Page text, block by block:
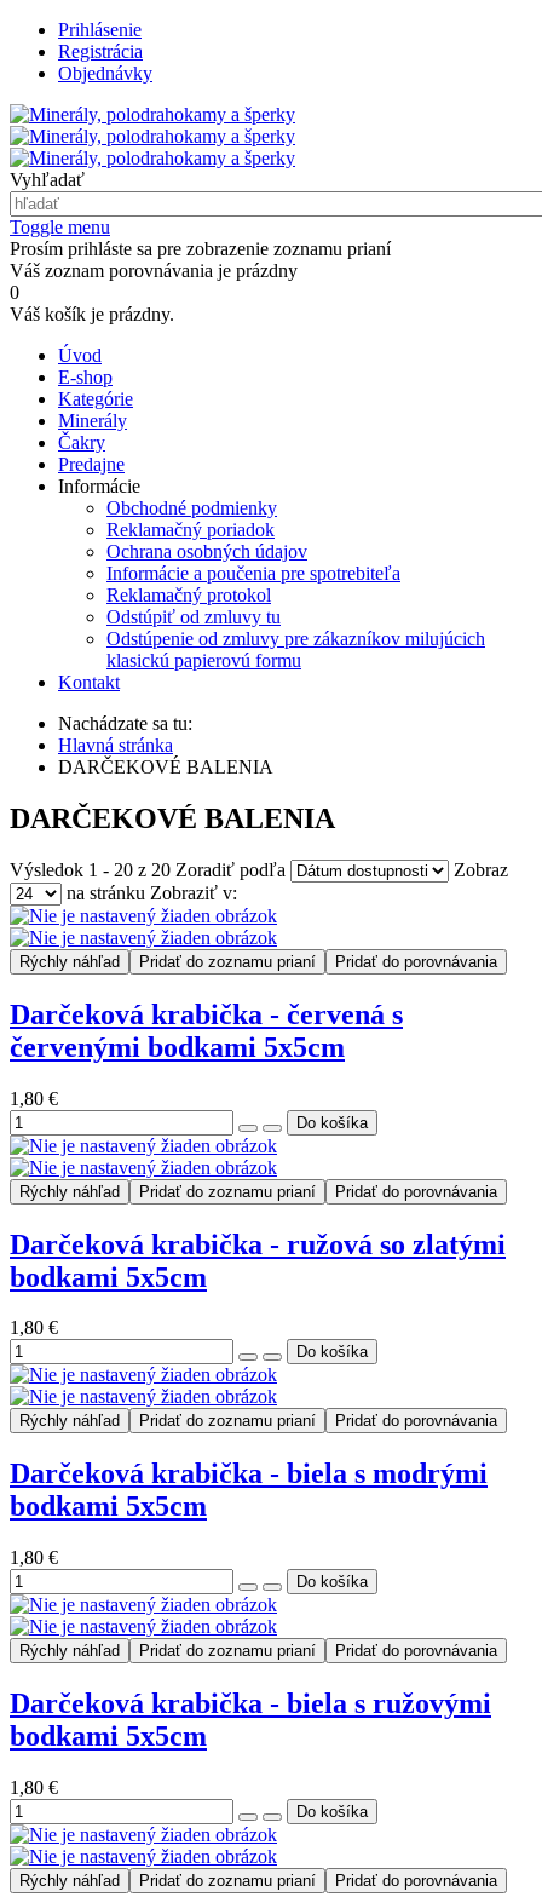
Prihlásenie
Registrácia
Objednávky
Vyhľadať
Toggle menu
Prosím prihláste sa pre zobrazenie zoznamu prianí
Váš zoznam porovnávania je prázdny
0
Váš košík je prázdny.
Úvod
E-shop
Kategórie
Minerály
Čakry
Predajne
Informácie
Obchodné podmienky
Reklamačný poriadok
Ochrana osobných údajov
Informácie a poučenia pre spotrebiteľa
Reklamačný protokol
Odstúpiť od zmluvy tu
Odstúpenie od zmluvy pre zákazníkov milujúcich
klasickú papierovú formu
Kontakt
Nachádzate sa tu:
Hlavná stránka
DARČEKOVÉ BALENIA
DARČEKOVÉ BALENIA
Výsledok 1 - 20 z 20 Zoradiť podľa
Zobraz
na stránku Zobraziť v:
Rýchly náhľad Pridať do zoznamu prianí Pridať do porovnávania
Darčeková krabička - červená s
červenými bodkami 5x5cm
1,80 €
Rýchly náhľad Pridať do zoznamu prianí Pridať do porovnávania
Darčeková krabička - ružová so zlatými
bodkami 5x5cm
1,80 €
Rýchly náhľad Pridať do zoznamu prianí Pridať do porovnávania
Darčeková krabička - biela s modrými
bodkami 5x5cm
1,80 €
Rýchly náhľad Pridať do zoznamu prianí Pridať do porovnávania
Darčeková krabička - biela s ružovými
bodkami 5x5cm
1,80 €
Rýchly náhľad Pridať do zoznamu prianí Pridať do porovnávania